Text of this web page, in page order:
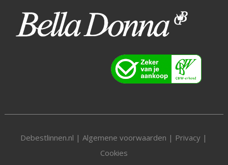
Debestlinnen.nl |Algemene voorwaarden | Privacy |
Cookies